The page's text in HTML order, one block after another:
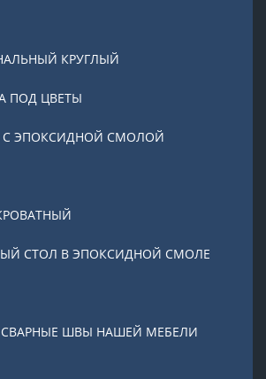
КРУГЛЫЙ
ПОД ЦВЕТЫ
С ЭПОКСИДНОЙ СМОЛОЙ
СТОЛ В ЭПОКСИДНОЙ СМОЛЕ
ШВЫ НАШЕЙ МЕБЕЛИ